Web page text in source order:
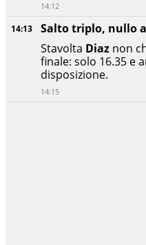
14:13
Salto triplo, nullo
Stavolta Diaz non
finale: solo 16.35 e
disposizione.
14:15
14:12